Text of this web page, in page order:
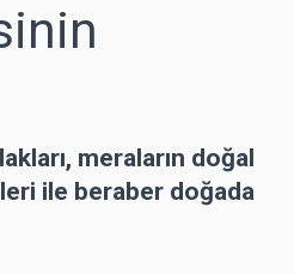
meraların doğal
ile beraber doğada